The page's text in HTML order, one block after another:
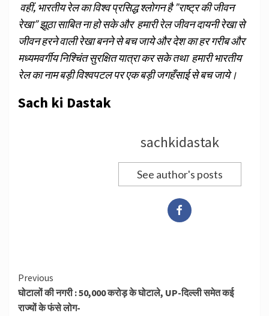
वहीं,भारतीय रेल का विश्व प्रसिद्ध श्लोगन है ”राष्ट्र की जीवन
रेखा” झूठा साबित ना हो सके और हमारी रेल जीवन दायनी रेखा से
जीवन हरने वाली रेखा बनने से बच जाये और देश का हर गरीब और
मध्यमवर्गीय निश्चिंत सुरक्षित यात्रा कर सके तथा हमारी भारतीय
रेल का नाम बड़ी विश्वपटल पर एक बड़ी जगहँसाई से बच जाये।
Sach ki Dastak
sachkidastak
See author's posts
Continue
Reading
Previous
घोटालों की नगरी : 50,000 करोड़ के घोटाले, UP-दिल्ली समेत कई
राज्यों के फंसे लोग-